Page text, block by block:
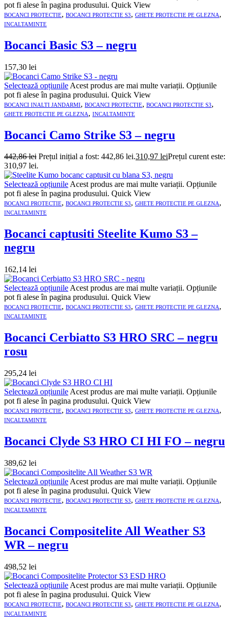
pot fi alese în pagina produsului. Quick View
BOCANCI PROTECTIE, BOCANCI PROTECTIE S3, GHETE PROTECTIE PE GLEZNA,
INCALTAMINTE
Bocanci Basic S3 – negru
157,30 lei
Selectează opțiunile Acest produs are mai multe variații. Opțiunile
pot fi alese în pagina produsului. Quick View
BOCANCI INALTI JANDARMI, BOCANCI PROTECTIE, BOCANCI PROTECTIE S3,
GHETE PROTECTIE PE GLEZNA, INCALTAMINTE
Bocanci Camo Strike S3 – negru
442,86lei Prețul inițial a fost: 442,86 lei.310,97 leiPrețul curent este:
310,97 lei.
Selectează opțiunileAcest produs are mai multe variații. Opțiunile
pot fi alese în pagina produsului. Quick View
BOCANCI PROTECTIE, BOCANCI PROTECTIE S3, GHETE PROTECTIE PE GLEZNA,
INCALTAMINTE
Bocanci captusiti Steelite Kumo S3 –
negru
162,14 lei
Selectează opțiunile Acest produs are mai multe variații. Opțiunile
pot fi alese în pagina produsului. Quick View
BOCANCI PROTECTIE, BOCANCI PROTECTIE S3, GHETE PROTECTIE PE GLEZNA,
INCALTAMINTE
Bocanci Cerbiatto S3 HRO SRC – negru
rosu
295,24 lei
Selectează opțiunile Acest produs are mai multe variații. Opțiunile
pot fi alese în pagina produsului. Quick View
BOCANCI PROTECTIE, BOCANCI PROTECTIE S3, GHETE PROTECTIE PE GLEZNA,
INCALTAMINTE
Bocanci Clyde S3 HRO CI HI FO – negru
389,62 lei
Selectează opțiunile Acest produs are mai multe variații. Opțiunile
pot fi alese în pagina produsului. Quick View
BOCANCI PROTECTIE, BOCANCI PROTECTIE S3, GHETE PROTECTIE PE GLEZNA,
INCALTAMINTE
Bocanci Compositelite All Weather S3
WR – negru
498,52 lei
Selectează opțiunile Acest produs are mai multe variații. Opțiunile
pot fi alese în pagina produsului. Quick View
BOCANCI PROTECTIE, BOCANCI PROTECTIE S3, GHETE PROTECTIE PE GLEZNA,
INCALTAMINTE